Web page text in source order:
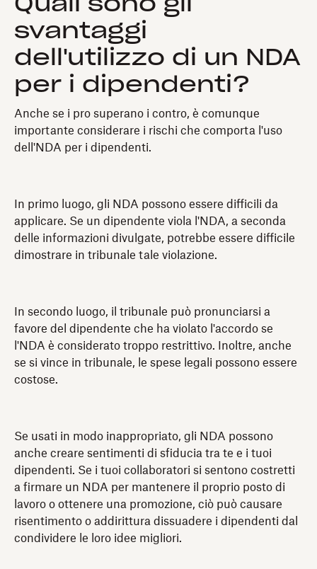
svantaggi
dell'utilizzo di un NDA
per i dipendenti?
Anche se i pro superano i contro, è comunque
importante considerare i rischi che comporta l'uso
dell'NDA per i dipendenti.
In primo luogo, gli NDA possono essere difficili da
applicare. Se un dipendente viola l'NDA, a seconda
delle informazioni divulgate, potrebbe essere difficile
dimostrare in tribunale tale violazione.
In secondo luogo, il tribunale può pronunciarsi a
favore del dipendente che ha violato l'accordo se
l'NDA è considerato troppo restrittivo. Inoltre, anche
se si vince in tribunale, le spese legali possono essere
costose.
Se usati in modo inappropriato, gli NDA possono
anche creare sentimenti di sfiducia tra te e i tuoi
dipendenti. Se i tuoi collaboratori si sentono costretti
a firmare un NDA per mantenere il proprio posto di
lavoro o ottenere una promozione, ciò può causare
risentimento o addirittura dissuadere i dipendenti dal
condividere le loro idee migliori.